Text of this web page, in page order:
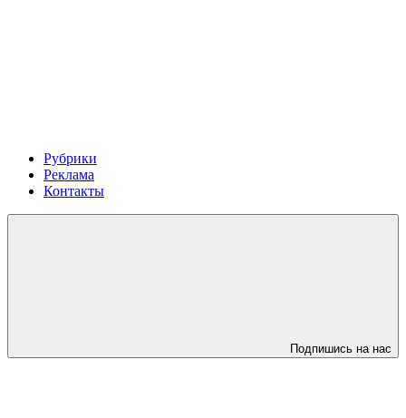
Рубрики
Реклама
Контакты
Подпишись на нас